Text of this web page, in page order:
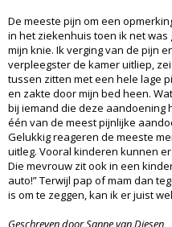
De meeste pijn om een
in het ziekenhuis toen ik net
mijn knie. Ik verging van de pijn
verpleegster de kamer uitliep,
tussen zitten met een hele lage
en zakte door mijn bed heen.
bij iemand die deze aandoening
één van de meest pijnlijke
Gelukkig reageren de meeste
uitleg. Vooral kinderen kunnen
Die mevrouw zit ook in een
auto!” Terwijl pap of mam dan
is om te zeggen, kan ik er juist
Geschreven door Sanne van Diesen